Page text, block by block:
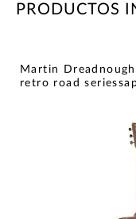
PRODUCTOS
Martin
retro road